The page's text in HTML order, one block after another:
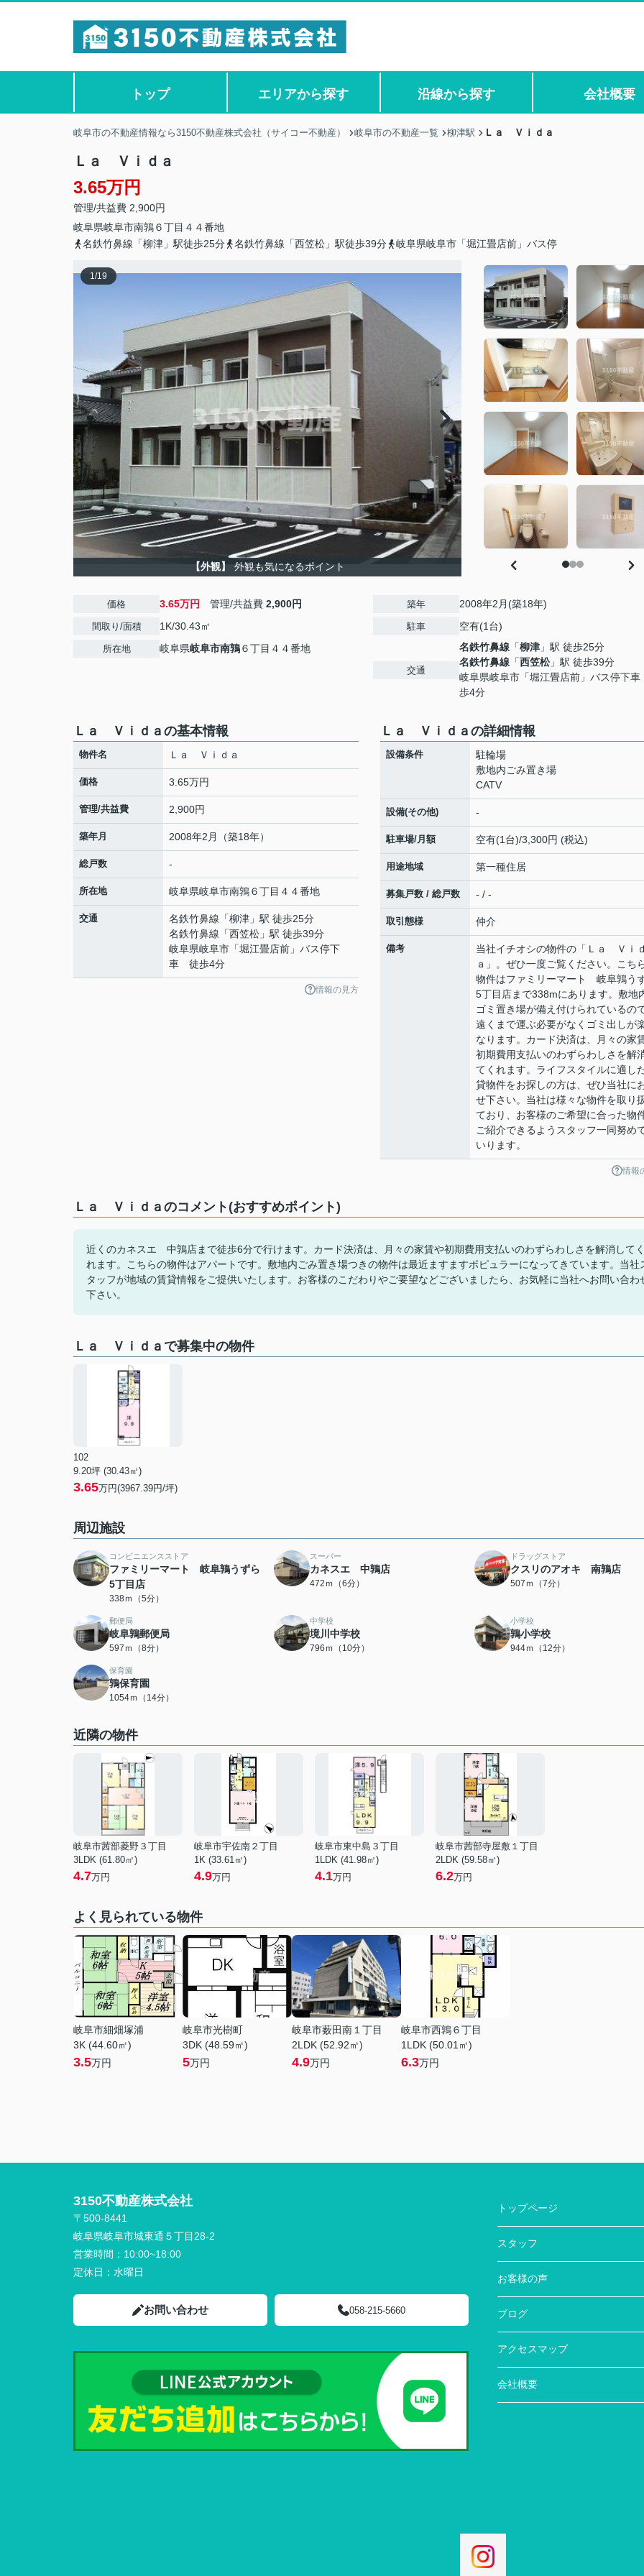
トップ エリアから探す 沿線から探す 会社概要
岐阜市の不動産情報なら3150不動産株式会社（サイコー不動産） 岐阜市の不動産一覧 柳津駅 Ｌａ Ｖｉｄａ
Ｌａ Ｖｉｄａ
3.65万円
管理/共益費 2,900円
岐阜県岐阜市南鶉６丁目４４番地
名鉄竹鼻線「柳津」駅徒歩25分
名鉄竹鼻線「西笠松」駅徒歩39分 岐阜県岐阜市「堀江畳店前」バス停
1/19
【外観】 外観も気になるポイント
価格 3.65万円 管理/共益費 2,900円
間取り/面積 1K/30.43㎡
所在地 岐阜県岐阜市南鶉６丁目４４番地
築年 2008年2月(築18年)
駐車 空有(1台)
交通
名鉄竹鼻線 「柳津 」駅 徒歩25分
名鉄竹鼻線 「西笠松」駅 徒歩39分
岐阜県岐阜市「堀江畳店前」バス停下
歩4分
Ｌａ Ｖｉｄａの基本情報
物件名 Ｌａ Ｖｉｄａ
価格 3.65万円
管理/共益費 2,900円
築年月 2008年2月（築18年）
総戸数 -
所在地 岐阜県岐阜市南鶉６丁目４４番地
交通 名鉄竹鼻線 「柳津 」駅 徒歩25分
名鉄竹鼻線 「西笠松 」駅 徒歩39分
岐阜県岐阜市「堀江畳店前」バス停下
車 徒歩4分
情報の見方
Ｌａ Ｖｉｄａの詳細情報
設備条件
駐輪場
敷地内ごみ置き場
CATV
設備(その他) -
駐車場/月額 空有(1台)/3,300円 (税込)
用途地域 第一種住居
募集戸数 / 総戸数 - / -
取引態様 仲介
備考
当社イチオシの物件の「Ｌａ Ｖｉｄ
ａ」。ぜひ一度ご覧ください。こち
物件はファミリーマート 岐阜鶉う
5丁目店まで338mにあります。敷地
ゴミ置き場が備え付けられているので
遠くまで運ぶ必要がなくゴミ出しが
なります。カード決済は、月々の家
初期費用支払いのわずらわしさを解
てくれます。ライフスタイルに適し
貸物件をお探しの方は、ぜひ当社に
せ下さい。当社は様々な物件を取り
ており、お客様のご希望に合った物
ご紹介できるようスタッフ一同努め
いります。
情報
Ｌａ Ｖｉｄａのコメント(おすすめポイント)
近くのカネスエ 中鶉店まで徒歩6分で行けます。カード決済は、月々の家賃や初期費用支払いのわずらわしさを解消してく
れます。こちらの物件はアパートです。敷地内ごみ置き場つきの物件は最近ますますポピュラーになってきています。当社
タッフが地域の賃貸情報をご提供いたします。お客様のこだわりやご要望などございましたら、お気軽に当社へお問い合わ
下さい。
Ｌａ Ｖｉｄａで募集中の物件
102
9.20坪 (30.43㎡)
3.65万円(3967.39円/坪)
周辺施設
コンビニエンスストア
ファミリーマート 岐阜鶉うずら
5丁目店
338ｍ（5分）
スーパー
カネスエ 中鶉店
472ｍ（6分）
ドラッグストア
クスリのアオキ 南鶉店
507ｍ（7分）
郵便局
岐阜鶉郵便局
597ｍ（8分）
中学校
境川中学校
796ｍ（10分）
小学校
鶉小学校
944ｍ（12分）
保育園
鶉保育園
1054ｍ（14分）
近隣の物件
岐阜市茜部菱野３丁目
3LDK (61.80㎡)
4.7万円
岐阜市宇佐南２丁目
1K (33.61㎡)
4.9万円
岐阜市東中島３丁目
1LDK (41.98㎡)
4.1万円
岐阜市茜部寺屋敷１丁目
2LDK (59.58㎡)
6.2万円
よく見られている物件
岐阜市細畑塚浦
3K (44.60㎡)
3.5万円
岐阜市光樹町
3DK (48.59㎡)
5万円
岐阜市薮田南１丁目
2LDK (52.92㎡)
4.9万円
岐阜市西鶉６丁目
1LDK (50.01㎡)
6.3万円
3150不動産株式会社
〒500-8441
岐阜県岐阜市城東通５丁目28-2
営業時間： 10:00~18:00
定休日： 水曜日
お問い合わせ 058-215-5660
トップページ
スタッフ
お客様の声
ブログ
アクセスマップ
会社概要